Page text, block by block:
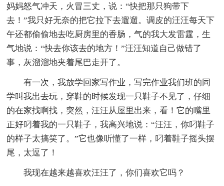
妈妈怒气冲天，火冒三丈，说：“快把那只狗带下
去！”我只好无奈的把它拉下去遛遛。调皮的汪汪每天下
午还都偷偷地去吃厨房里的香肠，气的我大发雷霆，生
气地说：“快去你该去的地方！”汪汪知道自己做错了
事，灰溜溜地夹着尾巴走开了。
有一次，我放学回家写作业，写完作业我们班的同
学叫我出去玩，穿鞋的时候发现一只鞋子不见了，仔细
的在家找啊找，突然，汪汪从屋里出来，看！它的嘴里
正好叼着我的一只鞋子，我高兴地说：“汪汪，你叼鞋子
的样子太搞笑了。”它也像听懂了一样，叼着鞋子摇头摆
尾，太逗了！
我现在越来越喜欢汪汪了，你们喜欢它吗？